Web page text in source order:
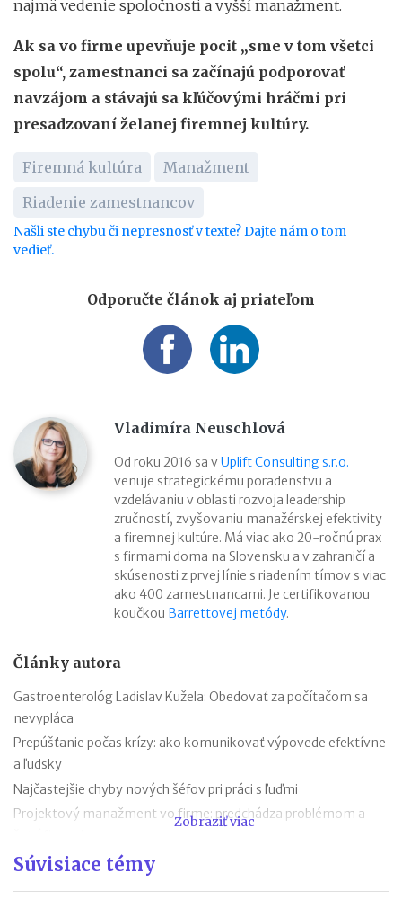
najmä vedenie spoločnosti a vyšší manažment.
Ak sa vo firme upevňuje pocit „sme v tom všetci
spolu“, zamestnanci sa začínajú podporovať
navzájom a stávajú sa kľúčovými hráčmi pri
presadzovaní želanej firemnej kultúry.
Firemná kultúra
Manažment
Riadenie zamestnancov
Našli ste chybu či nepresnosť v texte? Dajte nám o tom
vedieť.
Odporučte článok aj priateľom
Vladimíra Neuschlová
Od roku 2016 sa vUplift Consulting s.r.o.
venuje strategickému poradenstvu a
vzdelávaniu v oblasti rozvoja leadership
zručností, zvyšovaniu manažérskej efektivity
a firemnej kultúre. Má viac ako 20-ročnú prax
s firmami doma na Slovensku a v zahraničí a
skúsenosti z prvej línie s riadením tímov s viac
ako 400 zamestnancami. Je certifikovanou
koučkou Barrettovej metódy.
Články autora
Gastroenterológ Ladislav Kužela: Obedovať za počítačom sa
nevypláca
Prepúšťanie počas krízy: ako komunikovať výpovede efektívne
a ľudsky
Najčastejšie chyby nových šéfov pri práci s ľuďmi
Projektový manažment vo firme: predchádza problémom a
Emocionálna inteligencia: schopnosť lídrov, ktorí dokážu viesť
Zobraziť viac
Súvisiace témy